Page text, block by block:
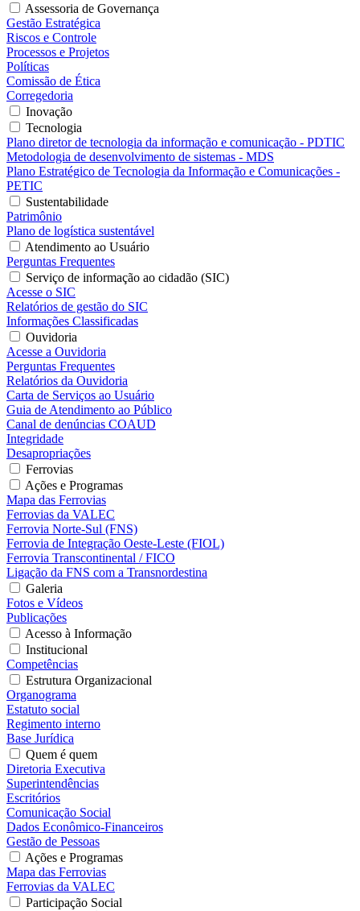
Assessoria de Governança
Gestão Estratégica
Riscos e Controle
Processos e Projetos
Políticas
Comissão de Ética
Corregedoria
Inovação
Tecnologia
Plano diretor de tecnologia da informação e comunicação - PDTIC
Metodologia de desenvolvimento de sistemas - MDS
Plano Estratégico de Tecnologia da Informação e Comunicações -
PETIC
Sustentabilidade
Patrimônio
Plano de logística sustentável
Atendimento ao Usuário
Perguntas Frequentes
Serviço de informação ao cidadão (SIC)
Acesse o SIC
Relatórios de gestão do SIC
Informações Classificadas
Ouvidoria
Acesse a Ouvidoria
Perguntas Frequentes
Relatórios da Ouvidoria
Carta de Serviços ao Usuário
Guia de Atendimento ao Público
Canal de denúncias COAUD
Integridade
Desapropriações
Ferrovias
Ações e Programas
Mapa das Ferrovias
Ferrovias da VALEC
Ferrovia Norte-Sul (FNS)
Ferrovia de Integração Oeste-Leste (FIOL)
Ferrovia Transcontinental / FICO
Ligação da FNS com a Transnordestina
Galeria
Fotos e Vídeos
Publicações
Acesso à Informação
Institucional
Competências
Estrutura Organizacional
Organograma
Estatuto social
Regimento interno
Base Jurídica
Quem é quem
Diretoria Executiva
Superintendências
Escritórios
Comunicação Social
Dados Econômico-Financeiros
Gestão de Pessoas
Ações e Programas
Mapa das Ferrovias
Ferrovias da VALEC
Participação Social